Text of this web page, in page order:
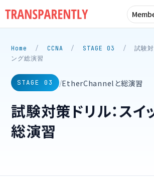
Home / CCNA / STAGE 03 /
試験
ング総演習
STAGE 03 /EtherChannelと総演習
試験対策ドリル：スイ
総演習